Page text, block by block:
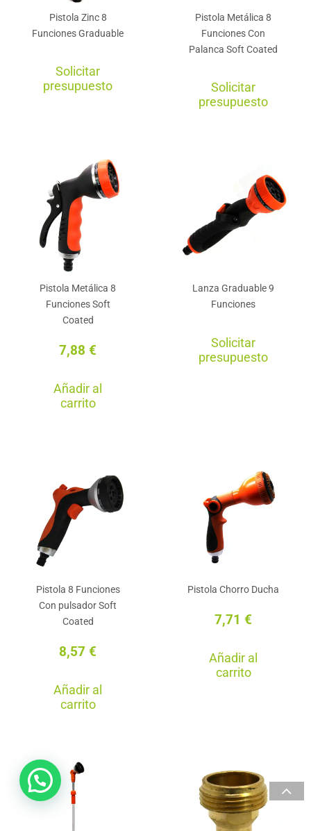
Pistola Zinc 8
Funciones Graduable
Solicitar
presupuesto
Pistola Metálica 8
Funciones Con
Palanca Soft Coated
Solicitar
presupuesto
Pistola Metálica 8
Funciones Soft
Coated
7,88 €
Añadir al
carrito
Lanza Graduable 9
Funciones
Solicitar
presupuesto
Pistola 8 Funciones
Con pulsador Soft
Coated
8,57 €
Añadir al
carrito
Pistola Chorro Ducha
7,71 €
Añadir al
carrito